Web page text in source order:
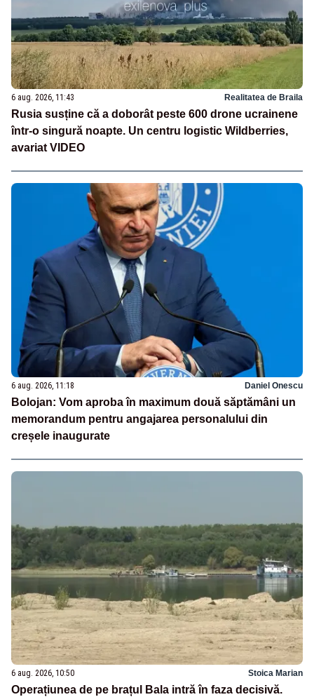
6 aug. 2026, 11:43 Realitatea de Braila
Rusia susține că a doborât peste 600 drone ucrainene
într-o singură noapte. Un centru logistic Wildberries,
avariat VIDEO
6 aug. 2026, 11:18 Daniel Onescu
Bolojan: Vom aproba în maximum două săptămâni un
memorandum pentru angajarea personalului din
creșele inaugurate
6 aug. 2026, 10:50 Stoica Marian
Operațiunea de pe brațul Bala intră în faza decisivă.